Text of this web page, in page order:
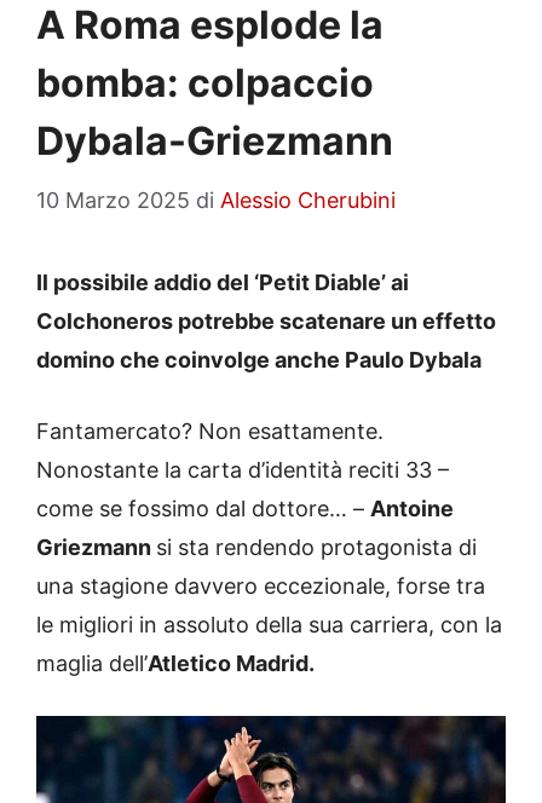
A Roma esplode la
bomba: colpaccio
Dybala-Griezmann
10 Marzo 2025 di Alessio Cherubini
Il possibile addio del ‘Petit Diable’ ai
Colchoneros potrebbe scatenare un effetto
domino che coinvolge anche Paulo Dybala
Fantamercato? Non esattamente.
Nonostante la carta d’identità reciti 33 –
come se fossimo dal dottore… – Antoine
Griezmann si sta rendendo protagonista di
una stagione davvero eccezionale, forse tra
le migliori in assoluto della sua carriera, con la
maglia dell’Atletico Madrid.